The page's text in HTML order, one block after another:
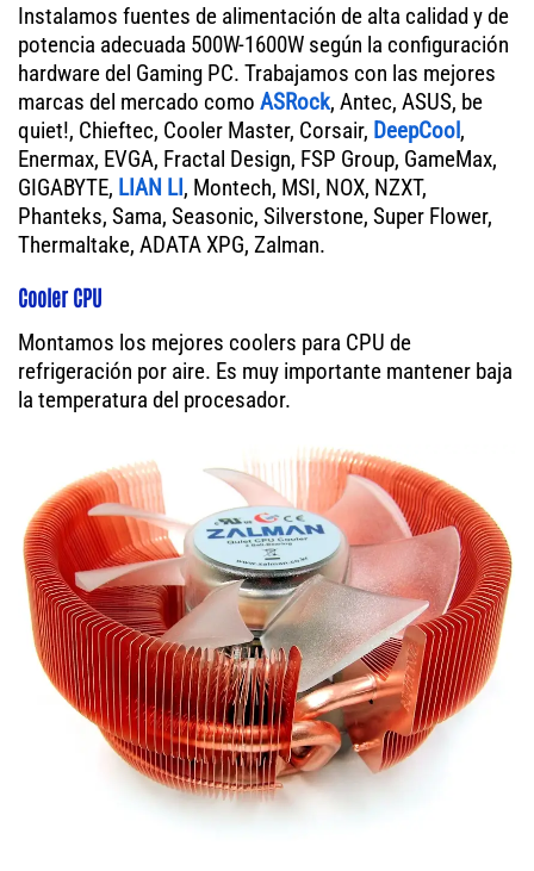
Instalamos fuentes de alimentación de alta calidad y de
potencia adecuada 500W-1600W según la configuración
hardware del Gaming PC. Trabajamos con las mejores
marcas del mercado como ASRock, Antec, ASUS, be
quiet!, Chieftec, Cooler Master, Corsair, DeepCool,
Enermax, EVGA, Fractal Design, FSP Group, GameMax,
GIGABYTE, LIAN LI, Montech, MSI, NOX, NZXT,
Phanteks, Sama, Seasonic, Silverstone, Super Flower,
Thermaltake, ADATA XPG, Zalman.
Cooler CPU
Montamos los mejores coolers para CPU de
refrigeración por aire. Es muy importante mantener baja
la temperatura del procesador.